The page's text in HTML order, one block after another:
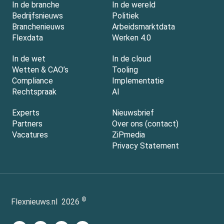
In de branche
Bedrijfsnieuws
Branchenieuws
Flexdata
In de wereld
Politiek
Arbeidsmarktdata
Werken 4.0
In de wet
Wetten & CAO’s
Compliance
Rechtspraak
In de cloud
Tooling
Implementatie
AI
Experts
Partners
Vacatures
Nieuwsbrief
Over ons (contact)
ZiPmedia
Privacy Statement
Flexnieuws.nl 2026 ©